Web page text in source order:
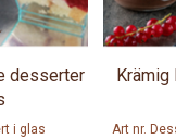
desserter
i glas Art nr.